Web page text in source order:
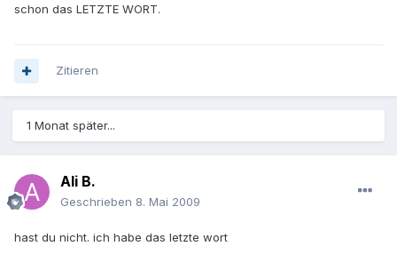
schon das LETZTE WORT.
Zitieren
1 Monat später...
Ali B.
Geschrieben 8. Mai 2009
hast du nicht. ich habe das letzte wort